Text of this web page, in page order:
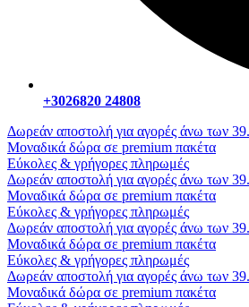
+3026820 24808
Δωρεάν αποστολή για αγορές άνω των
Μοναδικά δώρα σε premium πακέτα
Εύκολες & γρήγορες πληρωμές
Δωρεάν αποστολή για αγορές άνω των
Μοναδικά δώρα σε premium πακέτα
Εύκολες & γρήγορες πληρωμές
Δωρεάν αποστολή για αγορές άνω των
Μοναδικά δώρα σε premium πακέτα
Εύκολες & γρήγορες πληρωμές
Δωρεάν αποστολή για αγορές άνω των
Μοναδικά δώρα σε premium πακέτα